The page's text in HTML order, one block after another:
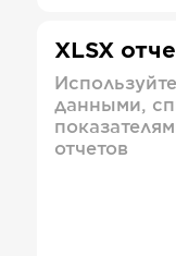
XLSX
данными,
отчетов